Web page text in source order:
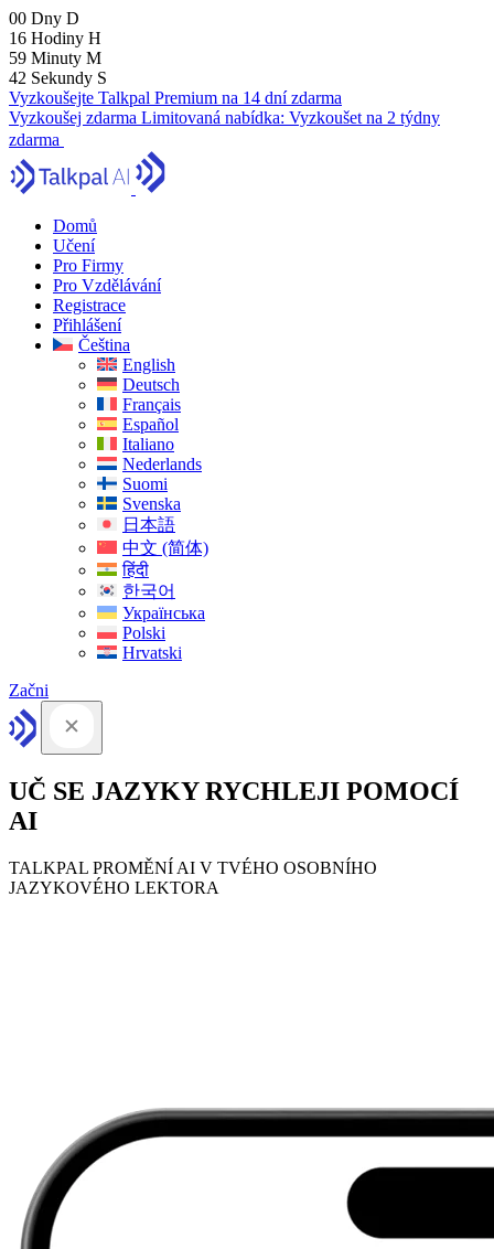
00 Dny D
16 Hodiny H
59 Minuty M
41 Sekundy S
Vyzkoušejte Talkpal Premium na 14 dní zdarma
Vyzkoušej zdarma Limitovaná nabídka: Vyzkoušet na 2 týdny
zdarma
Domů
Učení
Pro Firmy
Pro Vzdělávání
Registrace
Přihlášení
Čeština
English
Deutsch
Français
Español
Italiano
Nederlands
Suomi
Svenska
日本語
中文 (简体)
हिंदी
한국어
Українська
Polski
Hrvatski
Začni
UČ SE JAZYKY RYCHLEJI POMOCÍ
AI
TALKPAL PROMĚNÍ AI V TVÉHO OSOBNÍHO
JAZYKOVÉHO LEKTORA